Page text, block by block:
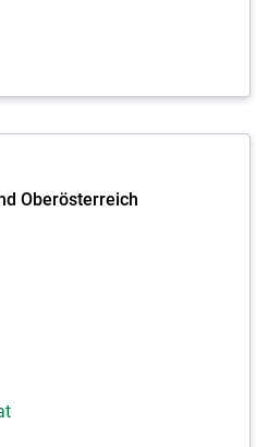
Oberösterreich